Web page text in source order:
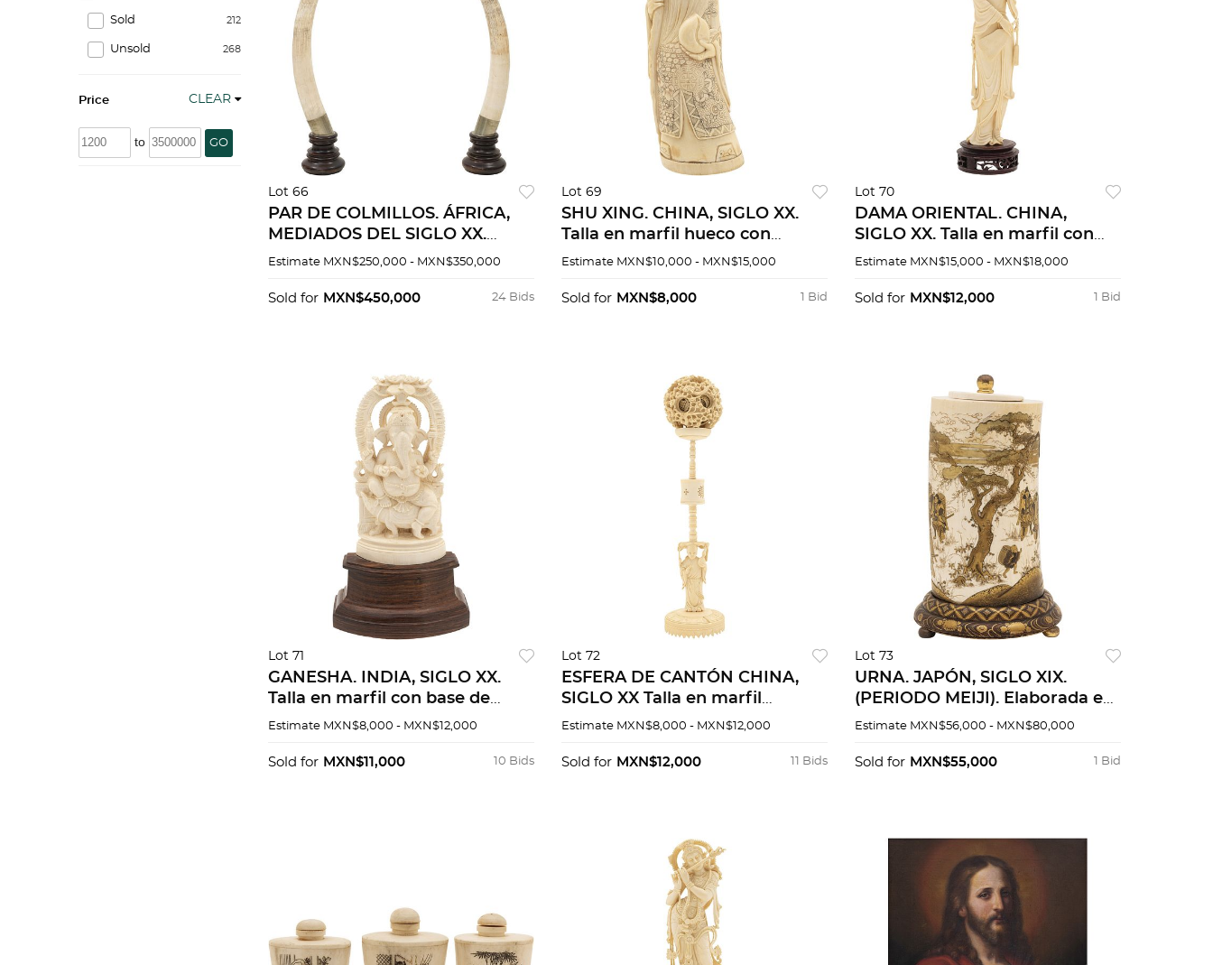
212
Sold
268
Unsold
Price CLEAR
to GO
Lot 66
PAR DE COLMILLOS. ÁFRICA,
MEDIADOS DEL SIGLO XX.
Marfil liso con soportes de
Estimate MXN$250,000 - MXN$350,000
24 Bids
Sold for MXN$450,000
Lot 69
SHU XING. CHINA, SIGLO XX.
Talla en marfil hueco con
detalles entintados. 21 x 7 x 6
Estimate MXN$10,000 - MXN$15,000
1 Bid
Sold for MXN$8,000
Lot 70
DAMA ORIENTAL. CHINA,
SIGLO XX. Talla en marfil con
base de madera. 29 cm de
Estimate MXN$15,000 - MXN$18,000
1 Bid
Sold for MXN$12,000
Lot 71
GANESHA. INDIA, SIGLO XX.
Talla en marfil con base de
madera. 14 x 7 x 3 cm (sin base).
Estimate MXN$8,000 - MXN$12,000
10 Bids
Sold for MXN$11,000
Lot 72
ESFERA DE CANTÓN CHINA,
SIGLO XX Talla en marfil
Detalles de conservación 26 cm
diámetro
Estimate MXN$8,000 - MXN$12,000
11 Bids
Sold for MXN$12,000
Lot 73
URNA. JAPÓN, SIGLO XIX.
(PERIODO MEIJI). Elaborada en
marfil esmaltado en
con escena costumbrista.
Estimate MXN$56,000 - MXN$80,000
1 Bid
Sold for MXN$55,000